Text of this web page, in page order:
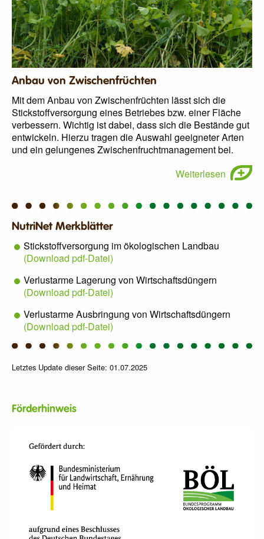
Anbau von Zwischenfrüchten
Mit dem Anbau von Zwischenfrüchten lässt sich die
Stickstoffversorgung eines Betriebes bzw. einer Fläche
verbessern. Wichtig ist dabei, dass sich die Bestände gut
entwickeln. Hierzu tragen die Auswahl geeigneter Arten
und ein gelungenes Zwischenfruchtmanagement bei.
Weiterlesen
NutriNet Merkblätter
Stickstoffversorgung im ökologischen Landbau
(Download pdf-Datei)
Verlustarme Lagerung von Wirtschaftsdüngern
(Download pdf-Datei)
Verlustarme Ausbringung von Wirtschaftsdüngern
(Download pdf-Datei)
Letztes Update dieser Seite: 01.07.2025
Förderhinweis